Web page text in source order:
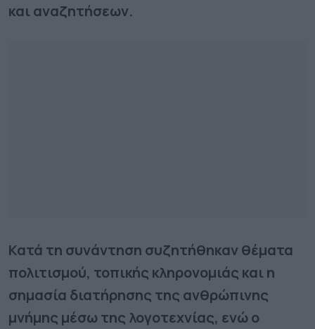
και αναζητήσεων.
Κατά τη συνάντηση συζητήθηκαν θέματα
πολιτισμού, τοπικής κληρονομιάς και η
σημασία διατήρησης της ανθρώπινης
μνήμης μέσω της λογοτεχνίας, ενώ ο